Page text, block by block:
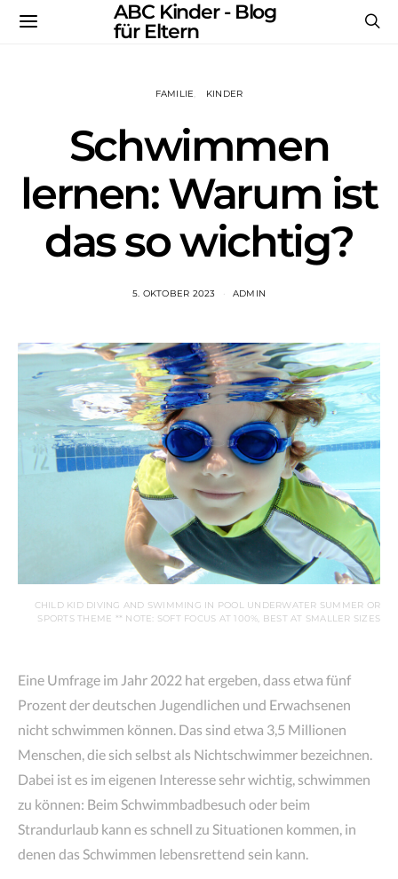
ABC Kinder - Blog
für Eltern
FAMILIE KINDER
Schwimmen
lernen: Warum ist
das so wichtig?
5. OKTOBER 2023 ADMIN
CHILD KID DIVING AND SWIMMING IN POOL UNDERWATER SUMMER OR
SPORTS THEME ** NOTE: SOFT FOCUS AT 100%, BEST AT SMALLER SIZES
Eine Umfrage im Jahr 2022 hat ergeben, dass etwa fünf
Prozent der deutschen Jugendlichen und Erwachsenen
nicht schwimmen können. Das sind etwa 3,5 Millionen
Menschen, die sich selbst als Nichtschwimmer bezeichnen.
Dabei ist es im eigenen Interesse sehr wichtig, schwimmen
zu können: Beim Schwimmbadbesuch oder beim
Strandurlaub kann es schnell zu Situationen kommen, in
denen das Schwimmen lebensrettend sein kann.